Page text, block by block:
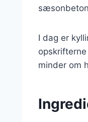
I dag er
minder om